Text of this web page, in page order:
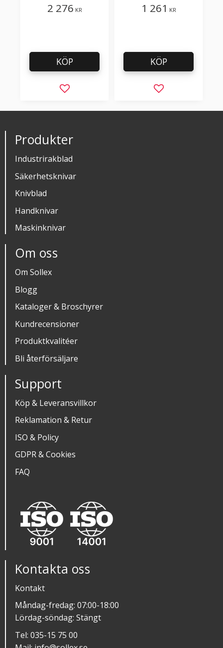
2 276 KR
Lägg till i favoriter
KÖP
1 261 KR
Lägg till i
KÖP
Produkter
Industrirakblad
Säkerhetsknivar
Knivblad
Handknivar
Maskinknivar
Om oss
Om Sollex
Blogg
Kataloger & Broschyrer
Kundrecensioner
Produktkvalitéer
Bli återförsäljare
Support
Köp & Leveransvillkor
Reklamation & Retur
ISO & Policy
GDPR & Cookies
FAQ
Kontakta oss
Kontakt
Måndag-fredag: 07:00-18:00
Lördag-söndag: Stängt
Tel: 035-15 75 00